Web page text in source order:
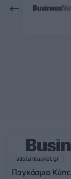
allstarbasket.gr
Παγκόσμιο